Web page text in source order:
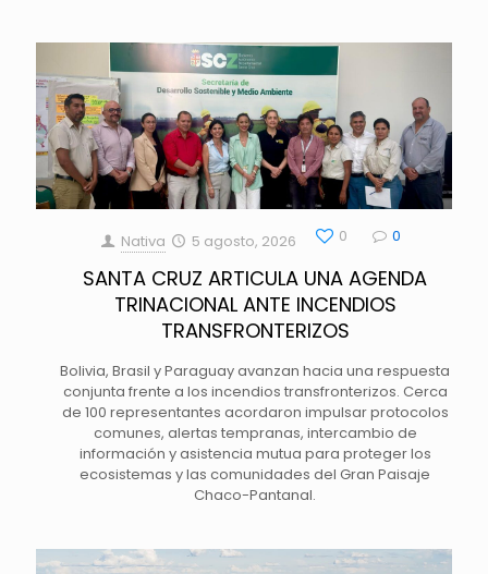
Nativa 5 agosto, 2026 0 0
SANTA CRUZ ARTICULA UNA AGENDA
TRINACIONAL ANTE INCENDIOS
TRANSFRONTERIZOS
Bolivia, Brasil y Paraguay avanzan hacia una respuesta
conjunta frente a los incendios transfronterizos. Cerca
de 100 representantes acordaron impulsar protocolos
comunes, alertas tempranas, intercambio de
información y asistencia mutua para proteger los
ecosistemas y las comunidades del Gran Paisaje
Chaco-Pantanal.